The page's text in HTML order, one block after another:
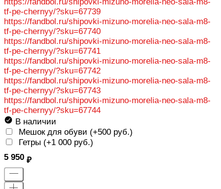
tf-pe-chernyy/?sku=67739
https://fandbol.ru/shipovki-mizuno-morelia-neo-sala-m8-
tf-pe-chernyy/?sku=67740
https://fandbol.ru/shipovki-mizuno-morelia-neo-sala-m8-
tf-pe-chernyy/?sku=67741
https://fandbol.ru/shipovki-mizuno-morelia-neo-sala-m8-
tf-pe-chernyy/?sku=67742
https://fandbol.ru/shipovki-mizuno-morelia-neo-sala-m8-
tf-pe-chernyy/?sku=67743
https://fandbol.ru/shipovki-mizuno-morelia-neo-sala-m8-
tf-pe-chernyy/?sku=67744
В наличии
Мешок для обуви (+500 руб.)
Гетры (+1 000 руб.)
5 950